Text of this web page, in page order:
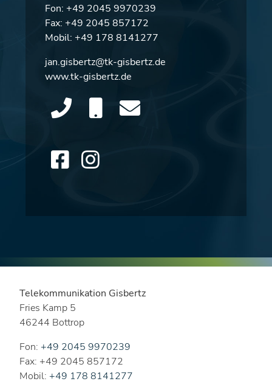
Fon: +49 2045 9970239
Fax: +49 2045 857172
Mobil: +49 178 8141277
jan.gisbertz@tk-gisbertz.de
www.tk-gisbertz.de
Telekommunikation Gisbertz
Fries Kamp 5
46244 Bottrop
Fon: +49 2045 9970239
Fax: +49 2045 857172
Mobil: +49 178 8141277